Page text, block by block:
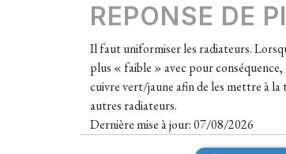
REPONSE DE
Il faut uniformiser les radiateurs.
plus « faible » avec pour
cuivre vert/jaune afin de les mettre à
autres radiateurs.
Dernière mise à jour: 07/08/2026